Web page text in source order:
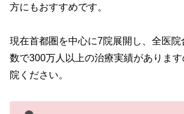
方にもおすすめです。
現在首都圏を中心に7院展開し、全医
数で300万人以上の治療実績がありま
院ください。